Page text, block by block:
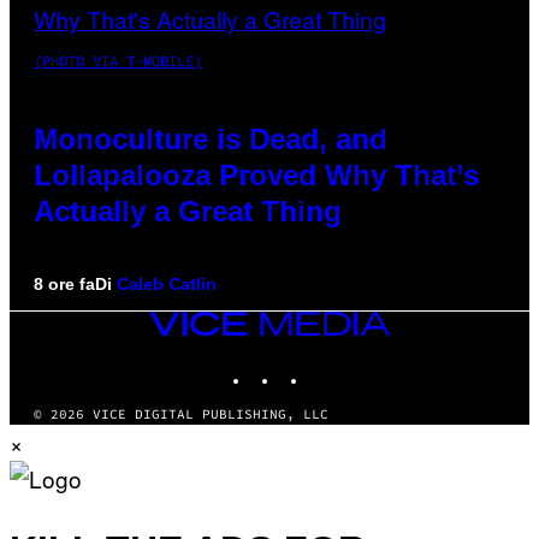
(PHOTO VIA T-MOBILE)
Monoculture is Dead, and
Lollapalooza Proved Why That’s
Actually a Great Thing
8 ore faDi Caleb Catlin
VICE
MEDIA
© 2026 VICE DIGITAL PUBLISHING, LLC
×